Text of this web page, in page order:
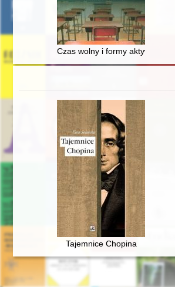
Czas wolny i formy aktywności
Tajemnice Chopina